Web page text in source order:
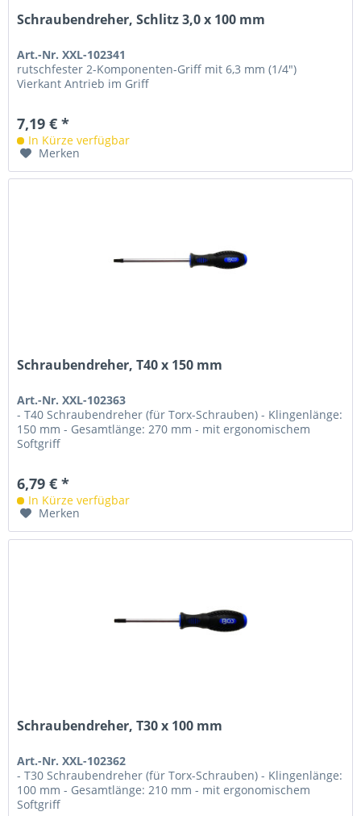
Schraubendreher, Schlitz 3,0 x 100 mm
Art.-Nr. XXL-102341
rutschfester 2-Komponenten-Griff mit 6,3 mm (1/4")
Vierkant Antrieb im Griff
7,19 € *
In Kürze verfügbar
Merken
Schraubendreher, T40 x 150 mm
Art.-Nr. XXL-102363
- T40 Schraubendreher (für Torx-Schrauben) - Klingenlänge:
150 mm - Gesamtlänge: 270 mm - mit ergonomischem
Softgriff
6,79 € *
In Kürze verfügbar
Merken
Schraubendreher, T30 x 100 mm
Art.-Nr. XXL-102362
- T30 Schraubendreher (für Torx-Schrauben) - Klingenlänge:
100 mm - Gesamtlänge: 210 mm - mit ergonomischem
Softgriff